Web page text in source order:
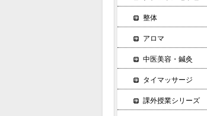
整体
アロマ
中医美容・鍼灸
タイマッサージ
課外授業シリーズ